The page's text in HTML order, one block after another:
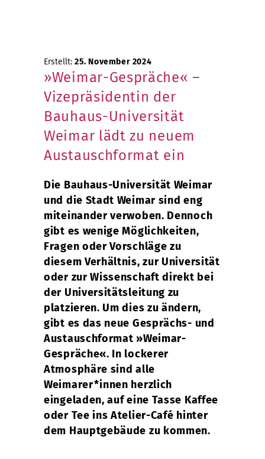
Erstellt: 25. November 2024
»Weimar-Gespräche« –
Vizepräsidentin der
Bauhaus-Universität
Weimar lädt zu neuem
Austauschformat ein
Die Bauhaus-Universität Weimar
und die Stadt Weimar sind eng
miteinander verwoben. Dennoch
gibt es wenige Möglichkeiten,
Fragen oder Vorschläge zu
diesem Verhältnis, zur Universität
oder zur Wissenschaft direkt bei
der Universitätsleitung zu
platzieren. Um dies zu ändern,
gibt es das neue Gesprächs- und
Austauschformat »Weimar-
Gespräche«. In lockerer
Atmosphäre sind alle
Weimarer*innen herzlich
eingeladen, auf eine Tasse Kaffee
oder Tee ins Atelier-Café hinter
dem Hauptgebäude zu kommen.